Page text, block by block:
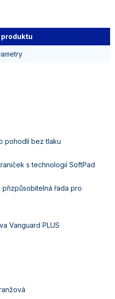
produktu
pohodlí bez tlaku
s technologií SoftPad
řada pro
Vanguard PLUS